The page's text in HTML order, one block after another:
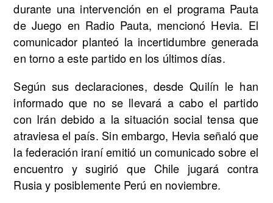
durante una intervención en el programa Pauta
de Juego en Radio Pauta, mencionó Hevia. El
comunicador planteó la incertidumbre generada
en torno a este partido en los últimos días.
Según sus declaraciones, desde Quilín le han
informado que no se llevará a cabo el partido
con Irán debido a la situación social tensa que
atraviesa el país. Sin embargo, Hevia señaló que
la federación iraní emitió un comunicado sobre el
encuentro y sugirió que Chile jugará contra
Rusia y posiblemente Perú en noviembre.